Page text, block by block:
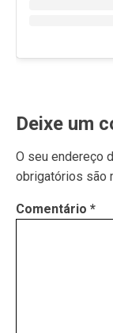
Deixe um
O seu endereço
obrigatórios são
Comentário *